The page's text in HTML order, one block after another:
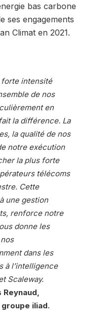
bas carbone
ses engagements
Climat en 2021.
forte intensité
de nos
en
la différence. La
la qualité de nos
notre exécution
la plus forte
télécoms
Cette
une gestion
renforce notre
donne les
dans les
à l’intelligence
Scaleway.
iliad.